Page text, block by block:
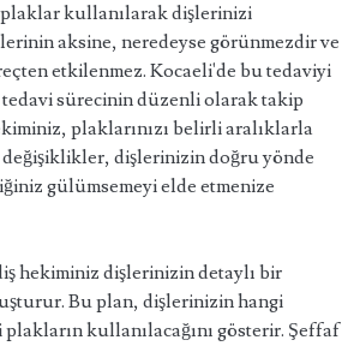
kullanılarak dişlerinizi
aksine, neredeyse görünmezdir ve
etkilenmez. Kocaeli'de bu tedaviyi
sürecinin düzenli olarak takip
plaklarınızı belirli aralıklarla
dişlerinizin doğru yönde
gülümsemeyi elde etmenize
hekiminiz dişlerinizin detaylı bir
Bu plan, dişlerinizin hangi
kullanılacağını gösterir. Şeffaf